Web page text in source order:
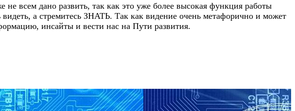
всем дано развить, так как это уже более высокая функция работы
видеть, а стремитесь ЗНАТЬ. Так как видение очень метафорично и может
инсайты и вести нас на Пути развития.